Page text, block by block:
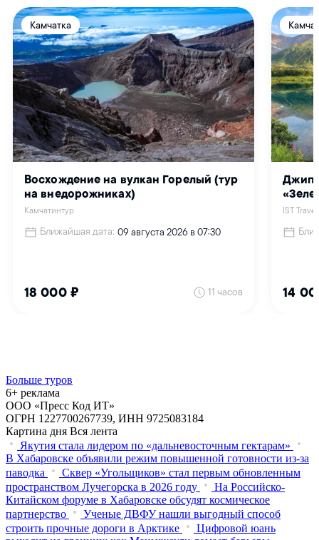
Больше туров
6+ реклама
ООО «Пресс Код ИТ»
ОГРН 1227700267739, ИНН 9725083184
Картина дня Вся лента
Якутия стала лидером по «дальневосточным гектарам»
В Хабаровске объявили режим повышенной готовности из‑за
паводка
Сквер «Угольщиков» стал первым обновленным
пространством Лучегорска в 2026 году
На Российско-
Китайском форуме в Хабаровске обсудят космическое
партнерство
Ученые ДВФУ нашли выгодный способ
строить прочные дороги в Арктике
Цифровой юань